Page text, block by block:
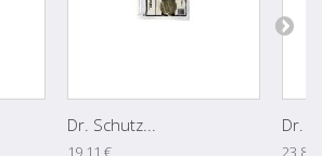
Dr. Schutz...
19,11 €
Dr.
23,81